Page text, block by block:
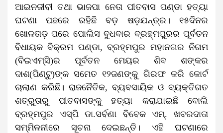
ଆଇନଜୀବୀ ତଥା ଭାଜପା ନେତା ପୀତବାସ ପଣ୍ଡା ହତ୍ୟା
ଘଟଣା ପଛରେ ରହିଛି ବଡ଼ ଷଡ଼ଯନ୍ତ୍ର। ୧୫ଦିନର
ଖୋଳତାଡ଼ ପରେ ପୋଲିସ ବୁଧବାର ବ୍ରହ୍ମପୁରର ପୂର୍ବତନ
ବିଧାୟକ ବିକ୍ରମ ପଣ୍ଡା, ବ୍ରହ୍ମପୁର ମହାନଗର ନିଗମ
(ବିଇଏମ୍‌ସି)ର ପୂର୍ବତନ ମେୟର ଶିବ ଶଙ୍କର
ଦାଶ(ପିଣ୍ଟୁ)ଙ୍କ ସମେତ ୧୨ଜଣଙ୍କୁ ଗିରଫ କରି କୋର୍ଟ
ଚାଲାଣ କରିଛି। ରାଜନୈତିକ, ବ୍ୟବସାୟିକ ଓ ବ୍ୟକ୍ତିଗତ
ଶତ୍ରୁତାରୁ ପୀତବାସଙ୍କୁ ହତ୍ୟା କରାଯାଇଛି ବୋଲି
ବ୍ରହ୍ମପୁର ଏସ୍‌ପି ଡା.ସର୍ବଣା ବିବେକ ଏମ୍‌. ଖବରଦାତା
ସମ୍ମିଳନୀରେ ସୂଚନା ଦେଇଛନ୍ତି। ଏହି ଘଟଣାରେ